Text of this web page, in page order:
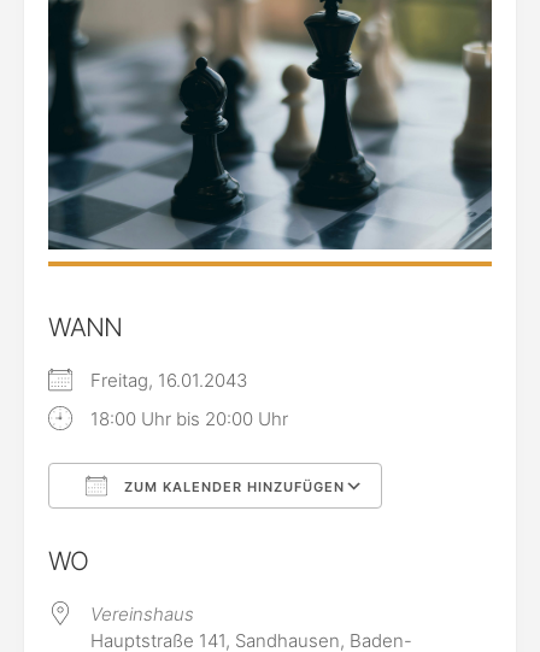
WANN
Freitag, 16.01.2043
18:00 Uhr bis 20:00 Uhr
ZUM KALENDER HINZUFÜGEN
WO
Vereinshaus
Hauptstraße 141, Sandhausen, Baden-